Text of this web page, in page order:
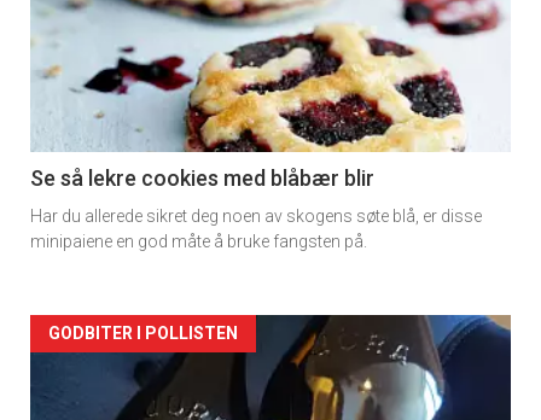
akkurat
nå
2
Se så lekre cookies med blåbær blir
Har du allerede sikret deg noen av skogens søte blå, er disse
minipaiene en god måte å bruke fangsten på.
Forsiden
akkurat
GODBITER I POLLISTEN